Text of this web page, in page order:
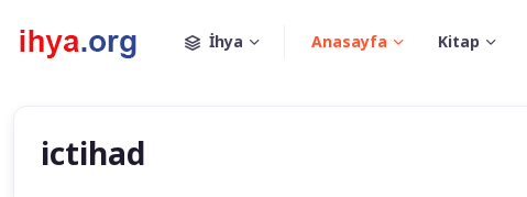
İhya Anasayfa Kitap
ictihad